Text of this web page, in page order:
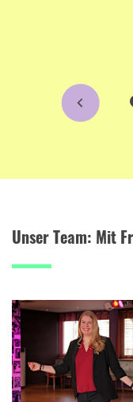
Unser Team: Mit